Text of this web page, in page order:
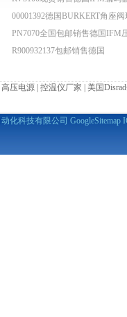
00001392德国BURKERT角座阀
货销售
PN7070全国包邮销售德国IFM
传感器
R900932137包邮销售德国
高压电源 控温仪厂家 美国
动化科技有限公司 GoogleSitemap